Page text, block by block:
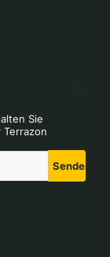
Sie
Senden